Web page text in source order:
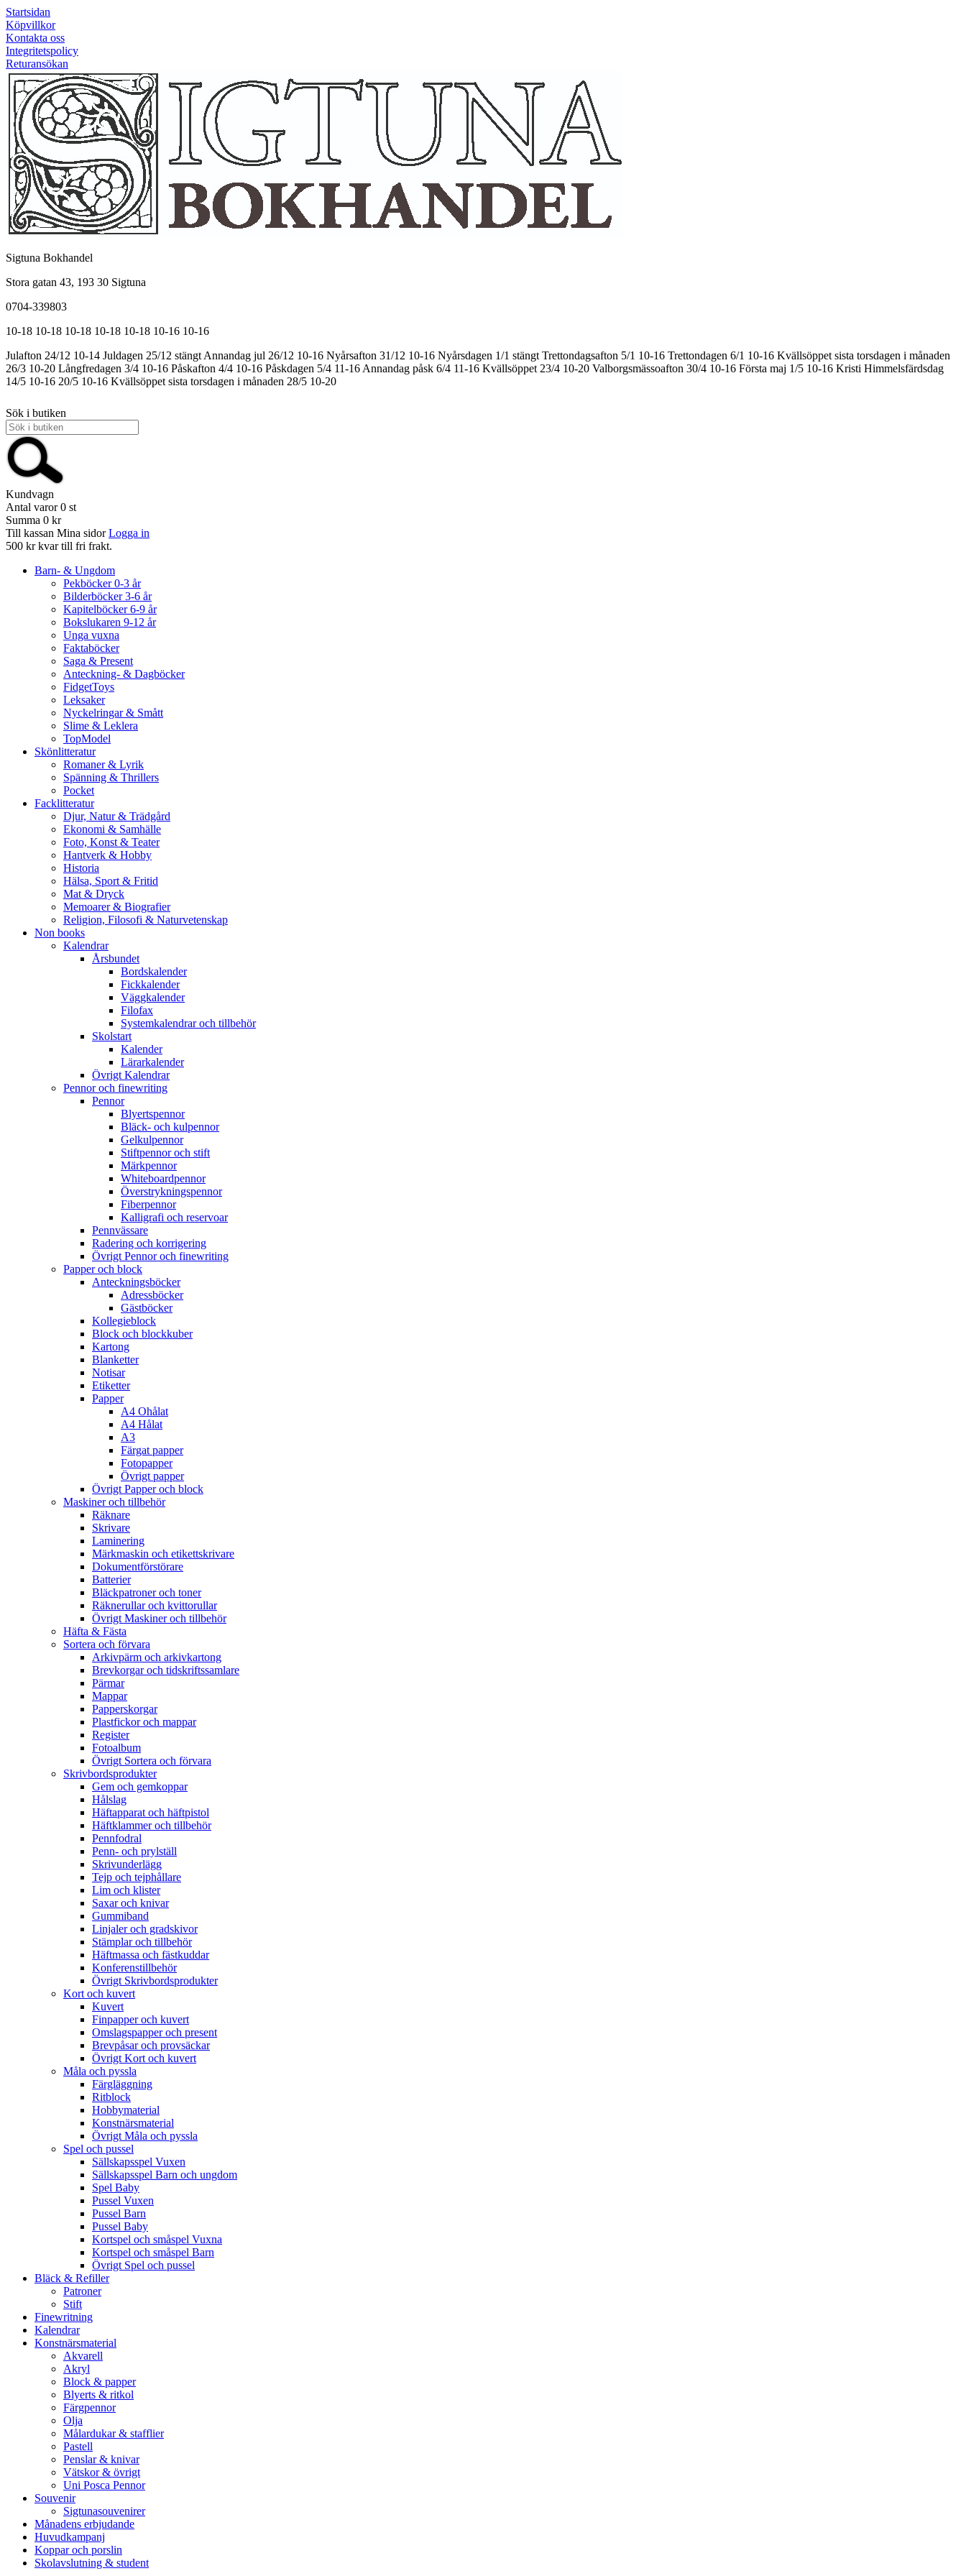
Startsidan
Köpvillkor
Kontakta oss
Integritetspolicy
Returansökan
Sigtuna Bokhandel
Stora gatan 43, 193 30 Sigtuna
0704-339803
10-18 10-18 10-18 10-18 10-18 10-16 10-16
Julafton 24/12 10-14 Juldagen 25/12 stängt Annandag jul 26/12 10-16 Nyårsafton 31/12 10-16 Nyårsdagen 1/1 stängt Trettondagsafton 5/1 10-16 Trettondagen 6/1 10-16 Kvällsöppet sista torsdagen i månaden
26/3 10-20 Långfredagen 3/4 10-16 Påskafton 4/4 10-16 Påskdagen 5/4 11-16 Annandag påsk 6/4 11-16 Kvällsöppet 23/4 10-20 Valborgsmässoafton 30/4 10-16 Första maj 1/5 10-16 Kristi Himmelsfärdsdag
14/5 10-16 20/5 10-16 Kvällsöppet sista torsdagen i månaden 28/5 10-20
Sök i butiken
Kundvagn
Antal varor 0 st
Summa 0 kr
Till kassan Mina sidor Logga in
500 kr kvar till fri frakt.
Barn- & Ungdom
Pekböcker 0-3 år
Bilderböcker 3-6 år
Kapitelböcker 6-9 år
Bokslukaren 9-12 år
Unga vuxna
Faktaböcker
Saga & Present
Anteckning- & Dagböcker
FidgetToys
Leksaker
Nyckelringar & Smått
Slime & Leklera
TopModel
Skönlitteratur
Romaner & Lyrik
Spänning & Thrillers
Pocket
Facklitteratur
Djur, Natur & Trädgård
Ekonomi & Samhälle
Foto, Konst & Teater
Hantverk & Hobby
Historia
Hälsa, Sport & Fritid
Mat & Dryck
Memoarer & Biografier
Religion, Filosofi & Naturvetenskap
Non books
Kalendrar
Årsbundet
Bordskalender
Fickkalender
Väggkalender
Filofax
Systemkalendrar och tillbehör
Skolstart
Kalender
Lärarkalender
Övrigt Kalendrar
Pennor och finewriting
Pennor
Blyertspennor
Bläck- och kulpennor
Gelkulpennor
Stiftpennor och stift
Märkpennor
Whiteboardpennor
Överstrykningspennor
Fiberpennor
Kalligrafi och reservoar
Pennvässare
Radering och korrigering
Övrigt Pennor och finewriting
Papper och block
Anteckningsböcker
Adressböcker
Gästböcker
Kollegieblock
Block och blockkuber
Kartong
Blanketter
Notisar
Etiketter
Papper
A4 Ohålat
A4 Hålat
A3
Färgat papper
Fotopapper
Övrigt papper
Övrigt Papper och block
Maskiner och tillbehör
Räknare
Skrivare
Laminering
Märkmaskin och etikettskrivare
Dokumentförstörare
Batterier
Bläckpatroner och toner
Räknerullar och kvittorullar
Övrigt Maskiner och tillbehör
Häfta & Fästa
Sortera och förvara
Arkivpärm och arkivkartong
Brevkorgar och tidskriftssamlare
Pärmar
Mappar
Papperskorgar
Plastfickor och mappar
Register
Fotoalbum
Övrigt Sortera och förvara
Skrivbordsprodukter
Gem och gemkoppar
Hålslag
Häftapparat och häftpistol
Häftklammer och tillbehör
Pennfodral
Penn- och prylställ
Skrivunderlägg
Tejp och tejphållare
Lim och klister
Saxar och knivar
Gummiband
Linjaler och gradskivor
Stämplar och tillbehör
Häftmassa och fästkuddar
Konferenstillbehör
Övrigt Skrivbordsprodukter
Kort och kuvert
Kuvert
Finpapper och kuvert
Omslagspapper och present
Brevpåsar och provsäckar
Övrigt Kort och kuvert
Måla och pyssla
Färgläggning
Ritblock
Hobbymaterial
Konstnärsmaterial
Övrigt Måla och pyssla
Spel och pussel
Sällskapsspel Vuxen
Sällskapsspel Barn och ungdom
Spel Baby
Pussel Vuxen
Pussel Barn
Pussel Baby
Kortspel och småspel Vuxna
Kortspel och småspel Barn
Övrigt Spel och pussel
Bläck & Refiller
Patroner
Stift
Finewritning
Kalendrar
Konstnärsmaterial
Akvarell
Akryl
Block & papper
Blyerts & ritkol
Färgpennor
Olja
Målardukar & stafflier
Pastell
Penslar & knivar
Vätskor & övrigt
Uni Posca Pennor
Souvenir
Sigtunasouvenirer
Månadens erbjudande
Huvudkampanj
Koppar och porslin
Skolavslutning & student